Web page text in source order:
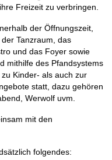
Freizeit zu verbringen.
der Öffnungszeit,
Tanzraum, das
und das Foyer sowie
mithilfe des Pfandsystems
Kinder- als auch zur
statt, dazu gehören
Werwolf uvm.
mit den
folgendes: